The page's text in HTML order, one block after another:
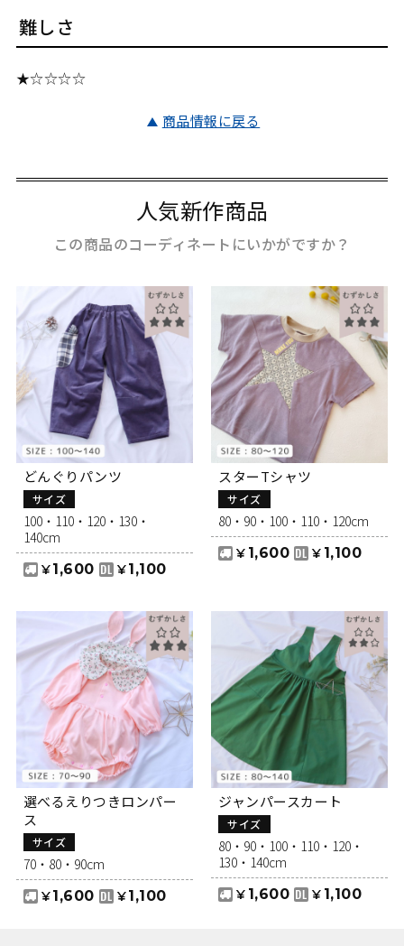
難しさ
★☆☆☆☆
商品情報に戻る
人気新作商品
この商品のコーディネートにいかがですか？
どんぐりパンツ
サイズ
100・110・120・130・
140cm
¥1,600 ¥1,100
スターTシャツ
サイズ
80・90・100・110・120cm
¥ 1,600 ¥ 1,100
選べるえりつきロンパー
ス
サイズ
70・80・90cm
¥1,600 ¥1,100
ジャンパースカート
サイズ
80・90・100・110・120・
130・140cm
¥ 1,600 ¥ 1,100